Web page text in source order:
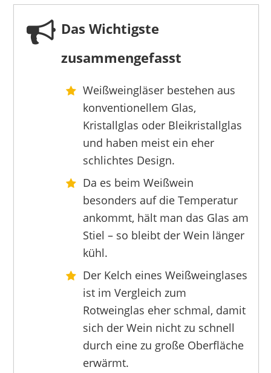
LEONARDO HOME
41,70 € 20,44 €*
RITZENHOFF
24,95 €
Das Wichtigste
zusammengefasst
Weißweingläser bestehen aus
konventionellem Glas,
Kristallglas oder Bleikristallglas
und haben meist ein eher
schlichtes Design.
Da es beim Weißwein
besonders auf die Temperatur
ankommt, hält man das Glas am
Stiel – so bleibt der Wein länger
kühl.
Der Kelch eines Weißweinglases
ist im Vergleich zum
Rotweinglas eher schmal, damit
sich der Wein nicht zu schnell
durch eine zu große Oberfläche
erwärmt.